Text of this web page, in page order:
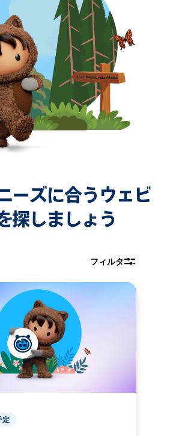
ーズに合うウェビ
探しましょう
フィルタ
定